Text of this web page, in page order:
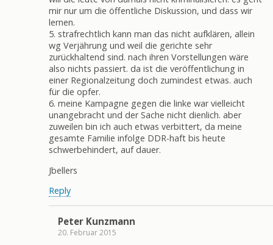
mir nur um die öffentliche Diskussion, und dass wir
lernen.
5. strafrechtlich kann man das nicht aufklären, allein
wg Verjährung und weil die gerichte sehr
zurückhaltend sind. nach ihren Vorstellungen wäre
also nichts passiert. da ist die veröffentlichung in
einer Regionalzeitung doch zumindest etwas. auch
für die opfer.
6. meine Kampagne gegen die linke war vielleicht
unangebracht und der Sache nicht dienlich. aber
zuweilen bin ich auch etwas verbittert, da meine
gesamte Familie infolge DDR-haft bis heute
schwerbehindert, auf dauer.
Jbellers
Reply
Peter Kunzmann
20. Februar 2015